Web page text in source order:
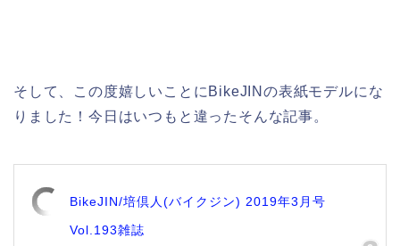
そして、この度嬉しいことにBikeJINの表紙モデルにな
りました！今日はいつもと違ったそんな記事。
BikeJIN/培倶人(バイクジン) 2019年3月号
Vol.193雑誌